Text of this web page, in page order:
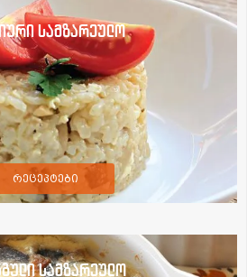
სამზარეულო
რეცეპტები
სამზარეულო